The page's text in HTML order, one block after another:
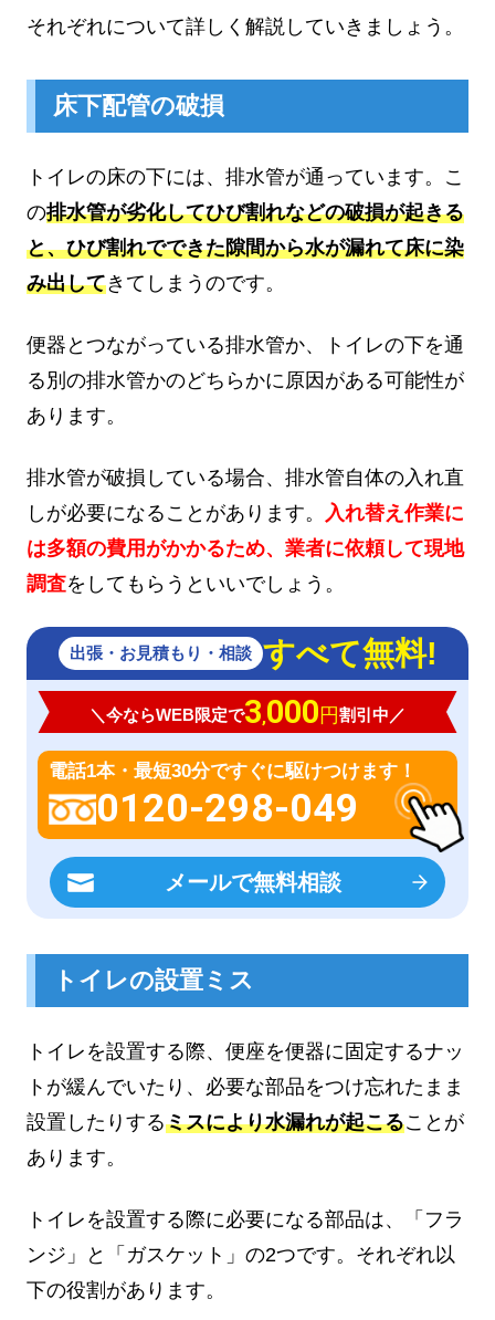
それぞれについて詳しく解説していきましょう。
床下配管の破損
トイレの床の下には、排水管が通っています。こ
の排水管が劣化してひび割れなどの破損が起きる
と、ひび割れでできた隙間から水が漏れて床に染
み出してきてしまうのです。
便器とつながっている排水管か、トイレの下を通
る別の排水管かのどちらかに原因がある可能性が
あります。
排水管が破損している場合、排水管自体の入れ直
しが必要になることがあります。
入れ替え作業に
は多額の費用がかかるため、業者に依頼して現地
調査をしてもらうといいでしょう。
出張・お見積もり・相談 すべて無料!
＼今ならWEB限定で3,000円割引中／
電話1本・最短30分ですぐに駆けつけます！
0120-298-049
メールで無料相談
トイレの設置ミス
トイレを設置する際、便座を便器に固定するナッ
トが緩んでいたり、必要な部品をつけ忘れたまま
設置したりするミスにより水漏れが起こることが
あります。
トイレを設置する際に必要になる部品は、「フラ
ンジ」と「ガスケット」の2つです。それぞれ以
下の役割があります。